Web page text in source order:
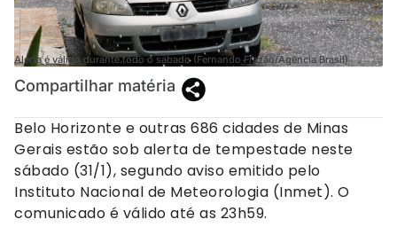
Alerta é válido durante todo o sábado (Fernando Frazão/Agência Brasil)
Compartilhar matéria
Belo Horizonte e outras 686 cidades de Minas
Gerais estão sob alerta de tempestade neste
sábado (31/1), segundo aviso emitido pelo
Instituto Nacional de Meteorologia (Inmet). O
comunicado é válido até as 23h59.